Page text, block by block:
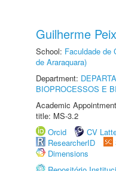
Guilherme
School: Faculdade de
de Araraquara)
Department:
BIOPROCESSOS E
Academic
title: MS-3.2
Orcid
CV
ResearcherID
Dimensions